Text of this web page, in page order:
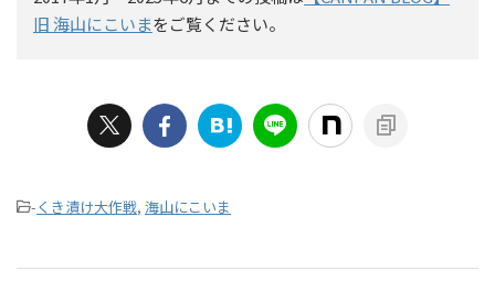
旧 海山にこいまをご覧ください。
-くき漬け大作戦, 海山にこいま